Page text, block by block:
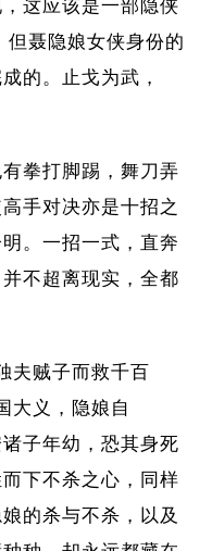
这应该是一部隐侠
但聂隐娘女侠身份的
的。止戈为武，
拳打脚踢，舞刀弄
手对决亦是十招之
。一招一式，直奔
不超离现实，全都
夫贼子而救千百
大义，隐娘自
子年幼，恐其身死
下不杀之心，同样
的杀与不杀，以及